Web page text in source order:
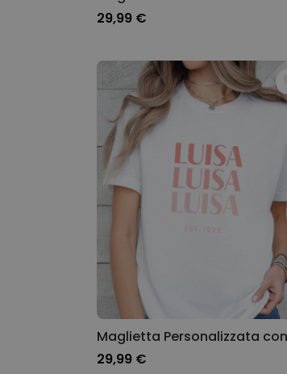
29,99 €
29,99 €